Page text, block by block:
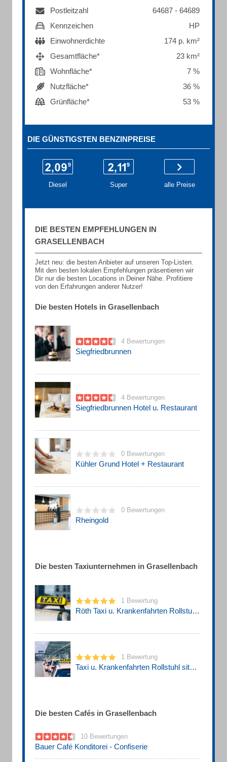
Postleitzahl
64687 - 64689
Kennzeichen
HP
Einwohnerdichte
174 p. km²
Gesamtfläche*
23 km²
Wohnfläche*
7 %
Nutzfläche*
36 %
Grünfläche*
53 %
DIE GÜNSTIGSTEN BENZINPREISE
Diesel Super alle Preise
DIE BESTEN EMPFEHLUNGEN IN
GRASELLENBACH
Jetzt neu: die besten Anbieter auf unseren Top-Listen.
Mit den besten lokalen Empfehlungen präsentieren wir
Dir nur die besten Locations in Deiner Nähe. Profitiere
von den Erfahrungen anderer Nutzer!
Die besten Hotels in Grasellenbach
4 Bewertungen
Siegfriedbrunnen
4 Bewertungen
Siegfriedbrunnen Hotel u. Restaurant
0 Bewertungen
Kühler Grund Hotel + Restaurant
0 Bewertungen
Rheingold
Die besten Taxiunternehmen in Grasellenbach
1 Bewertung
Röth Taxi u. Krankenfahrten Rollstuhl sitzend
1 Bewertung
Taxi u. Krankenfahrten Rollstuhl sitzend Röth
Die besten Cafés in Grasellenbach
10 Bewertungen
Bauer Café Konditorei - Confiserie